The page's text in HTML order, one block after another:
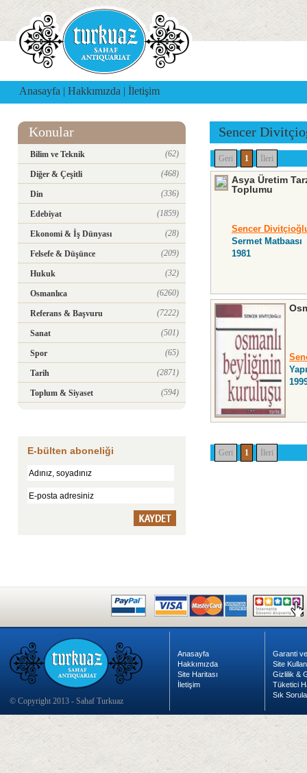
Anasayfa | Hakkımızda | İletişim
Konular
Bilim ve Teknik (62)
Diğer & Çeşitli (468)
Din (336)
Edebiyat (1859)
Ekonomi & İş Dünyası (28)
Felsefe & Düşünce (209)
Hukuk (32)
Osmanlıca (6260)
Referans & Başvuru (7222)
Sanat (501)
Spor (65)
Tarih (2871)
Toplum & Siyaset (594)
E-bülten aboneliği
Sencer
Geri 1 İleri
Asya Üretim
Toplumu
Sencer
Sermet Matbaası
1981
Geri 1 İleri
© Copyright 2013 - Sahaf Turkuaz
Anasayfa
Hakkımızda
Site Haritası
İletişim
Garanti
Site
Gizlilik &
Tüketici
Sık